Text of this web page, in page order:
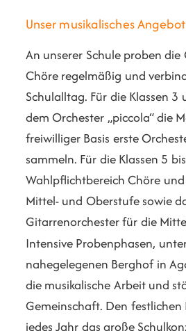
Unser musikalisches Angebot
An unserer Schule proben die
Chöre regelmäßig und
Schulalltag. Für die Klassen
dem Orchester „piccola“ die
freiwilliger Basis erste
sammeln. Für die Klassen 5
Wahlpflichtbereich Chöre
Mittel- und Oberstufe sowie
Gitarrenorchester für die
Intensive Probenphasen,
nahegelegenen Berghof in
die musikalische Arbeit und
Gemeinschaft. Den
jedes Jahr das große